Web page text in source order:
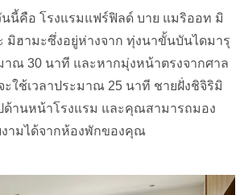
นี้คือ โรงแรมแฟร์ฟิลด์ บาย แมริออท มิ
มิฮามะซึ่งอยู่ห่างจาก ทุ่งนาขั้นบันไดมารุ
าณ 30 นาที และหากมุ่งหน้าตรงจากศาล
ะใช้เวลาประมาณ 25 นาที ชายฝั่งชิจิริมิ
ด้านหน้าโรงแรม และคุณสามารถมอง
งามได้จากห้องพักของคุณ